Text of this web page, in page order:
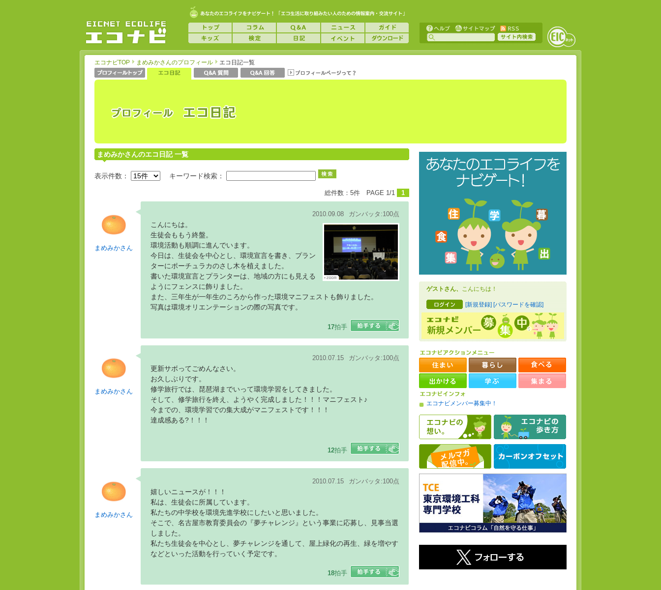
エコナビTOP まめみかさんのプロフィール エコ日記一覧
まめみかさんのエコ日記 一覧
表示件数： キーワード検索：
総件数：5件 PAGE 1/1 1
まめみかさん
ガンバッタ:100点
2010.09.08
こんにちは。
生徒会ももう終盤。
環境活動も順調に進んでいます。
今日は、生徒会を中心とし、環境宣言を書き、プラン
ターにポーチュラカのさし木を植えました。
書いた環境宣言とプランターは、地域の方にも見える
ようにフェンスに飾りました。
また、三年生が一年生のころから作った環境マニフェストも飾りました。
写真は環境オリエンテーションの際の写真です。
17拍手
まめみかさん
ガンバッタ:100点
2010.07.15
更新サボってごめんなさい。
お久しぶりです。
修学旅行では、琵琶湖までいって環境学習をしてきました。
そして、修学旅行を終え、ようやく完成しました！！！マニフェスト♪
今までの、環境学習での集大成がマニフェストです！！！
達成感ある?！！！
12拍手
まめみかさん
ガンバッタ:100点
2010.07.15
嬉しいニュースが！！！
私は、生徒会に所属しています。
私たちの中学校を環境先進学校にしたいと思いました。
そこで、名古屋市教育委員会の『夢チャレンジ』という事業に応募し、見事当選
しました。
私たち生徒会を中心とし、夢チャレンジを通して、屋上緑化の再生、緑を増やす
などといった活動を行っていく予定です。
18拍手
ゲストさん、こんにちは！
[新規登録] [パスワードを確認]
エコナビメンバー募集中！